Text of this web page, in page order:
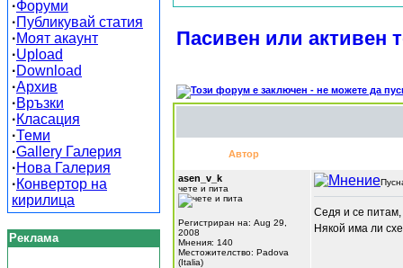
·Форуми
·Публикувай статия
·Моят акаунт
·Upload
·Download
·Архив
·Връзки
·Класация
·Теми
·Gallery Галерия
·Нова Галерия
·Конвертор на
кирилица
Реклама
Пасивен или активен
Автор
asen_v_k
чете и пита
Регистриран на: Aug 29,
2008
Мнения: 140
Местожителство: Padova
(Italia)
Седя и се питам,
Някой има ли